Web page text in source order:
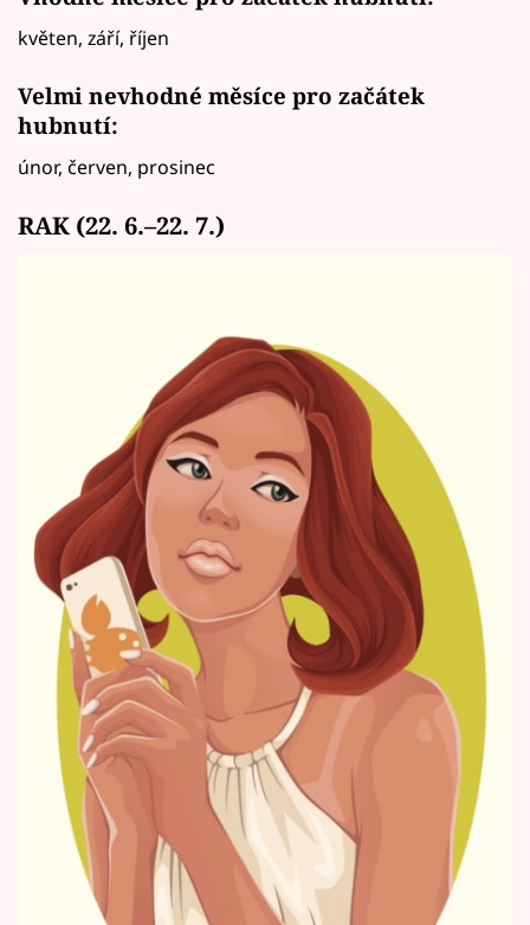
květen, září, říjen
Velmi nevhodné měsíce pro začátek
hubnutí:
únor, červen, prosinec
RAK (22. 6.–22. 7.)